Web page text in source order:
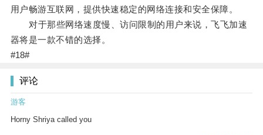
用户畅游互联网，提供快速稳定的网络连接和安全保障。
对于那些网络速度慢、访问限制的用户来说，飞飞加速
器将是一款不错的选择。
#18#
评论
游客
Horny Shriya called you